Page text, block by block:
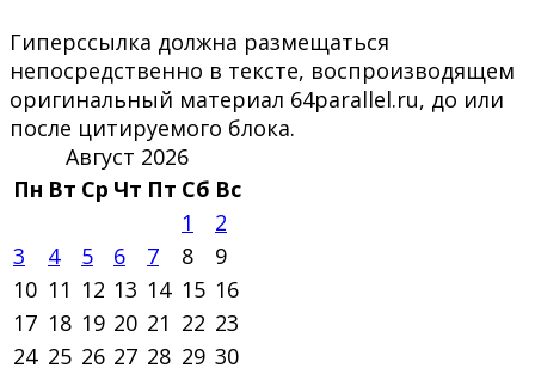
Гиперссылка должна размещаться
непосредственно в тексте, воспроизводящем
оригинальный материал 64parallel.ru, до или
после цитируемого блока.
Август 2026
Пн Вт Ср Чт Пт Сб Вс
1
2
3
4 5 6 7 8
9
10 11 12 13 14 15 16
17 18 19 20 21 22 23
24 25 26 27 28 29 30